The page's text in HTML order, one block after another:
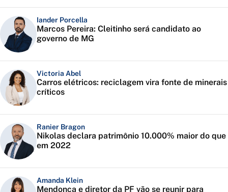
Iander Porcella
Marcos Pereira: Cleitinho será candidato ao
governo de MG
Victoria Abel
Carros elétricos: reciclagem vira fonte de minerais
críticos
Ranier Bragon
Nikolas declara patrimônio 10.000% maior do que
em 2022
Amanda Klein
Mendonça e diretor da PF vão se reunir para